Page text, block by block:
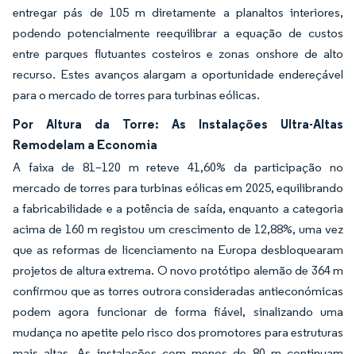
entregar pás de 105 m diretamente a planaltos interiores,
podendo potencialmente reequilibrar a equação de custos
entre parques flutuantes costeiros e zonas onshore de alto
recurso. Estes avanços alargam a oportunidade endereçável
para o mercado de torres para turbinas eólicas.
Por Altura da Torre: As Instalações Ultra-Altas
Remodelam a Economia
A faixa de 81–120 m reteve 41,60% da participação no
mercado de torres para turbinas eólicas em 2025, equilibrando
a fabricabilidade e a potência de saída, enquanto a categoria
acima de 160 m registou um crescimento de 12,88%, uma vez
que as reformas de licenciamento na Europa desbloquearam
projetos de altura extrema. O novo protótipo alemão de 364 m
confirmou que as torres outrora consideradas antieconómicas
podem agora funcionar de forma fiável, sinalizando uma
mudança no apetite pelo risco dos promotores para estruturas